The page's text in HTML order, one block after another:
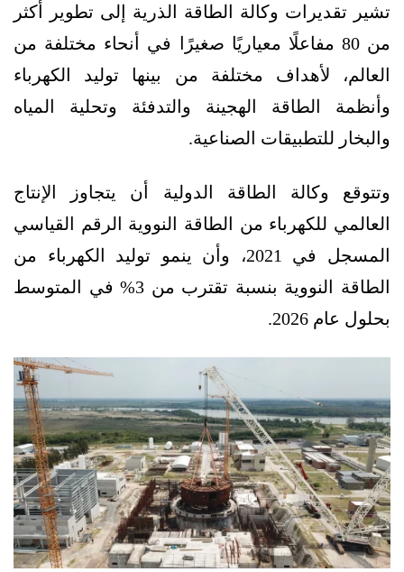
تشير تقديرات وكالة الطاقة الذرية إلى تطوير أكثر
من 80 مفاعلًا معياريًا صغيرًا في أنحاء مختلفة من
العالم، لأهداف مختلفة من بينها توليد الكهرباء
وأنظمة الطاقة الهجينة والتدفئة وتحلية المياه
والبخار للتطبيقات الصناعية.
وتتوقع وكالة الطاقة الدولية أن يتجاوز الإنتاج
العالمي للكهرباء من الطاقة النووية الرقم القياسي
المسجل في 2021، وأن ينمو توليد الكهرباء من
الطاقة النووية بنسبة تقترب من 3% في المتوسط
بحلول عام 2026.